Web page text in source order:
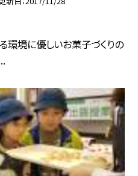
環境に優しいお菓子づくりの